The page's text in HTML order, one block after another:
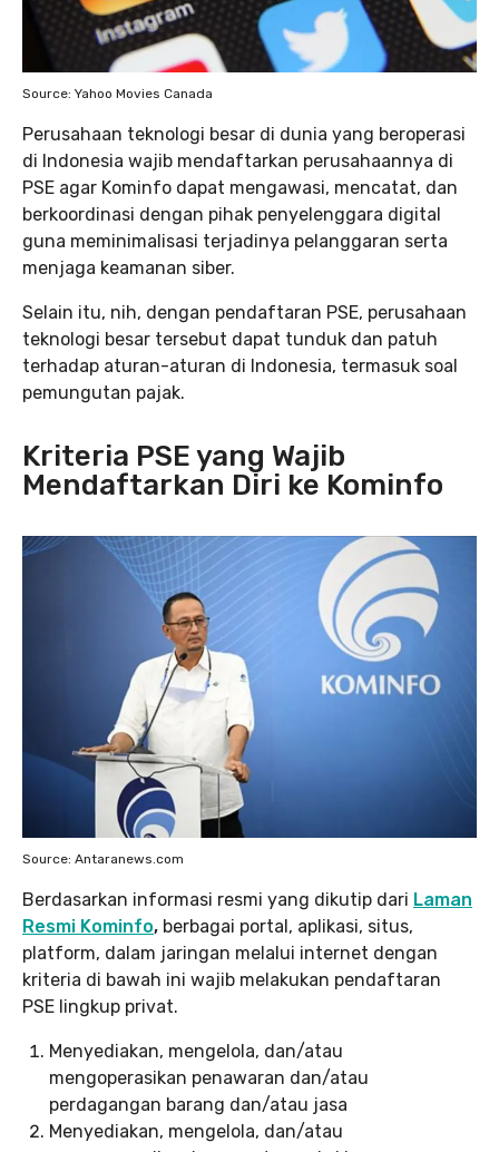
Source: Yahoo Movies Canada
Perusahaan teknologi besar di dunia yang beroperasi
di Indonesia wajib mendaftarkan perusahaannya di
PSE agar Kominfo dapat mengawasi, mencatat, dan
berkoordinasi dengan pihak penyelenggara digital
guna meminimalisasi terjadinya pelanggaran serta
menjaga keamanan siber.
Selain itu, nih, dengan pendaftaran PSE, perusahaan
teknologi besar tersebut dapat tunduk dan patuh
terhadap aturan-aturan di Indonesia, termasuk soal
pemungutan pajak.
Kriteria PSE yang Wajib
Mendaftarkan Diri ke Kominfo
Source: Antaranews.com
Berdasarkan informasi resmi yang dikutip dari Laman
Resmi Kominfo, berbagai portal, aplikasi, situs,
platform, dalam jaringan melalui internet dengan
kriteria di bawah ini wajib melakukan pendaftaran
PSE lingkup privat.
Menyediakan, mengelola, dan/atau
mengoperasikan penawaran dan/atau
perdagangan barang dan/atau jasa
Menyediakan, mengelola, dan/atau